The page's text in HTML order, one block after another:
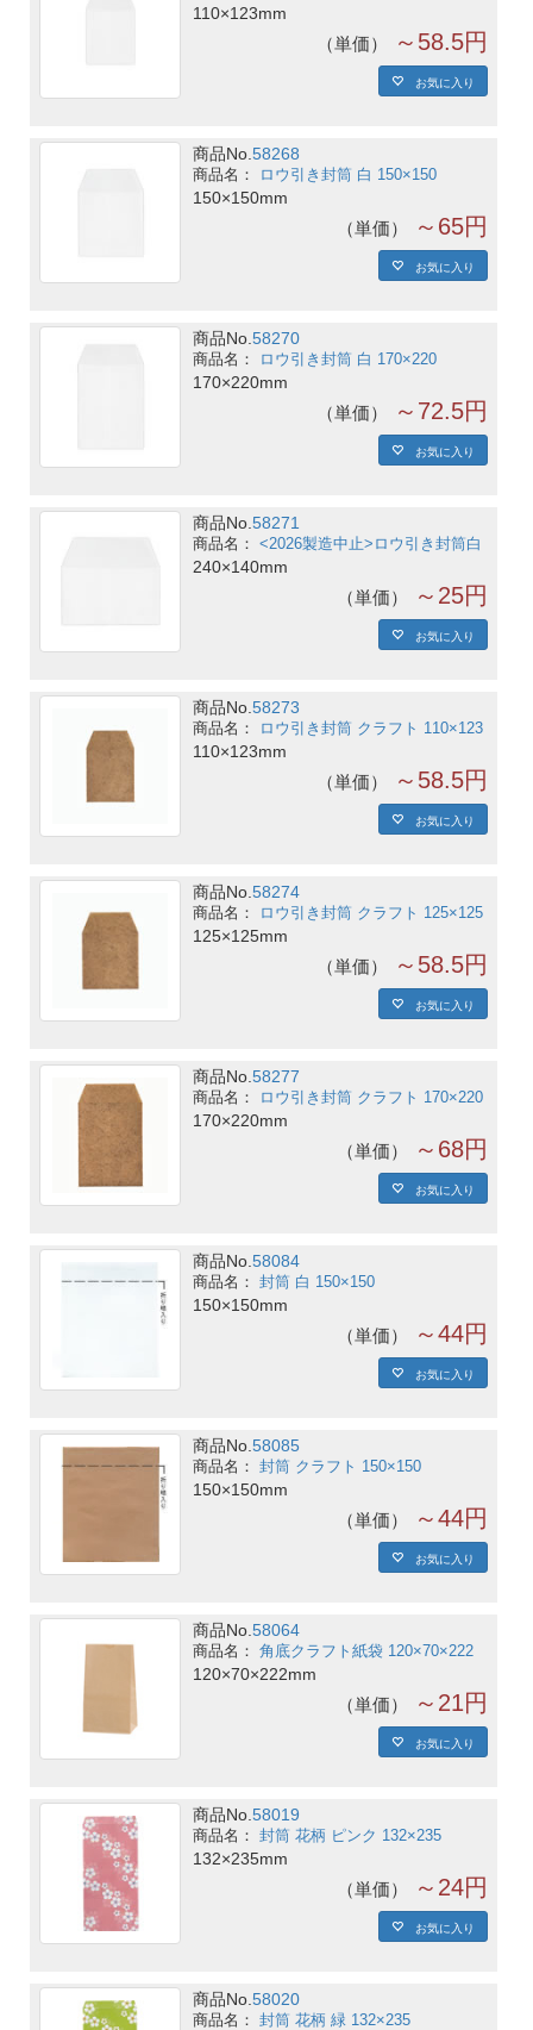
110×123mm
単価 ～58.5円
お気に入り
商品No. 58268
ロウ引き封筒 白 150×150
150×150mm
単価 ～65円
お気に入り
商品No. 58270
ロウ引き封筒 白 170×220
170×220mm
単価 ～72.5円
お気に入り
商品No. 58271
<2026製造中止>ロウ引き封筒白
240×140mm
単価 ～25円
お気に入り
商品No. 58273
ロウ引き封筒 クラフト 110×123
110×123mm
単価 ～58.5円
お気に入り
商品No. 58274
ロウ引き封筒 クラフト 125×125
125×125mm
単価 ～58.5円
お気に入り
商品No. 58277
ロウ引き封筒 クラフト 170×220
170×220mm
単価 ～68円
お気に入り
商品No. 58084
封筒 白 150×150
150×150mm
単価 ～44円
お気に入り
商品No. 58085
封筒 クラフト 150×150
150×150mm
単価 ～44円
お気に入り
商品No. 58064
角底クラフト紙袋 120×70×222
120×70×222mm
単価 ～21円
お気に入り
商品No. 58019
封筒 花柄 ピンク 132×235
132×235mm
単価 ～24円
お気に入り
商品No. 58020
封筒 花柄 緑 132×235